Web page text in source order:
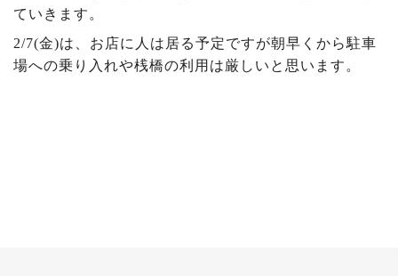
ていきます。
2/7(金)は、お店に人は居る予定ですが朝早くから駐車
場への乗り入れや桟橋の利用は厳しいと思います。